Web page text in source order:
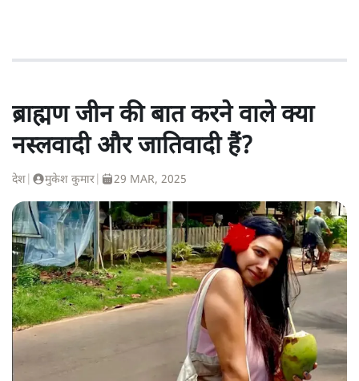
ब्राह्मण जीन की बात करने वाले क्या
नस्लवादी और जातिवादी हैं?
देश मुकेश कुमार 29 MAR, 2025